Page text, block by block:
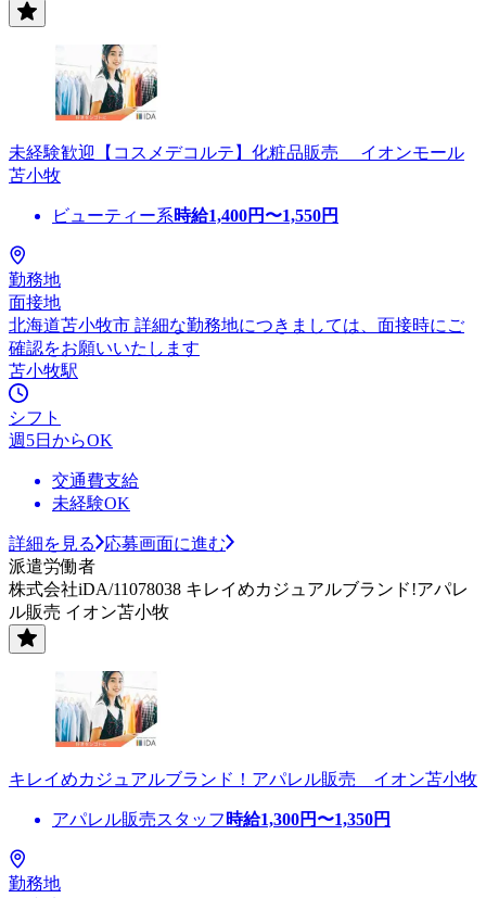
未経験歓迎【コスメデコルテ】化粧品販売 イオンモール
苫小牧
ビューティー系時給1,400円〜1,550円
勤務地
面接地
北海道苫小牧市 詳細な勤務地につきましては、面接時にご
確認をお願いいたします
苫小牧駅
シフト
週5日からOK
交通費支給
未経験OK
詳細を見る
応募画面に進む
派遣労働者
株式会社iDA/11078038 キレイめカジュアルブランド!アパレ
ル販売 イオン苫小牧
キレイめカジュアルブランド！アパレル販売 イオン苫小牧
アパレル販売スタッフ 時給1,300円〜1,350円
勤務地